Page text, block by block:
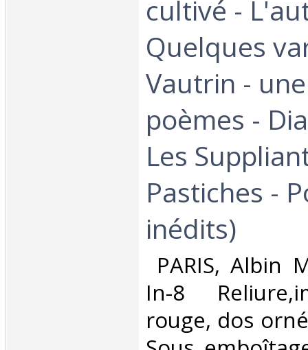
cultivé -
Quelques
Vautrin -
poèmes -
Les
Pastiches -
inédits)‎
PARIS, Albin
In-8
rouge, dos